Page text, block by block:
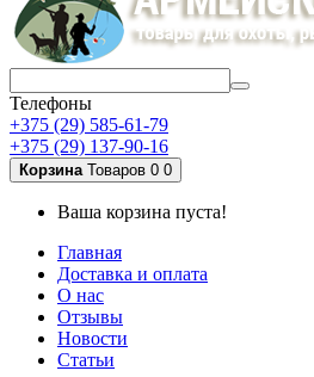
Телефоны
+375 (29) 585-61-79
+375 (29) 137-90-16
Корзина Товаров 0 0
Ваша корзина пуста!
Главная
Доставка и оплата
О нас
Отзывы
Новости
Статьи